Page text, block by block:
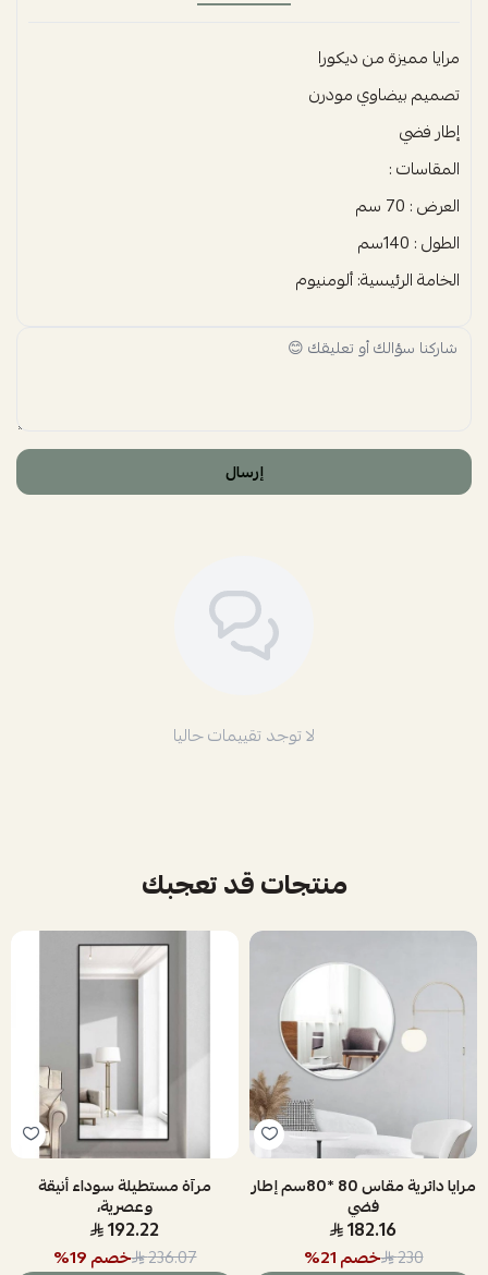
مرايا مميزة من ديكورا
تصميم بيضاوي مودرن
إطار فضي
المقاسات :
العرض : 70 سم
الطول : 140سم
الخامة الرئيسية: ألومنيوم
إرسال
لا توجد تقييمات حاليا
منتجات قد تعجبك
مرايا دائرية مقاس 80 *80سم إطار
فضي
182.16
230 خصم21
%
مرآة مستطيلة سوداء أنيقة
وعصرية،
192.22
236.07 خصم19
%